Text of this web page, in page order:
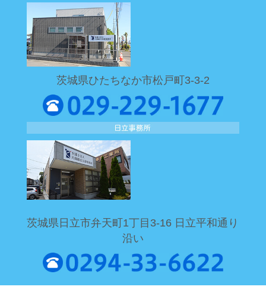
茨城県ひたちなか市松戸町3-3-2
茨城県日立市弁天町1丁目3-16 日立平和通り
沿い